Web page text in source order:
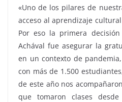
«Uno de los pilares de
acceso al aprendizaje
Por eso la primera
Achával fue asegurar la
en un contexto de
con más de 1.500
de este año nos
que tomaron clases